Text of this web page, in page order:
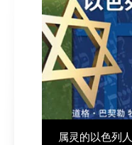
属灵的以色列人